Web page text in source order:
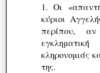
1. Οι
κύριοι
περίπου,
κληρονομιάς
της.